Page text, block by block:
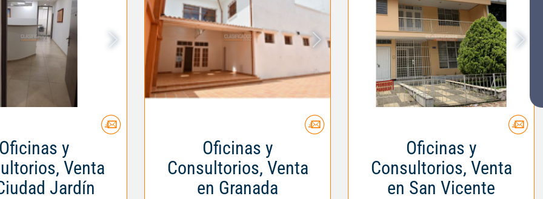
Oficinas y
Venta
Jardín
Oficinas y
Consultorios, Venta
en Granada
Oficinas y
Consultorios, Venta
en San Vicente